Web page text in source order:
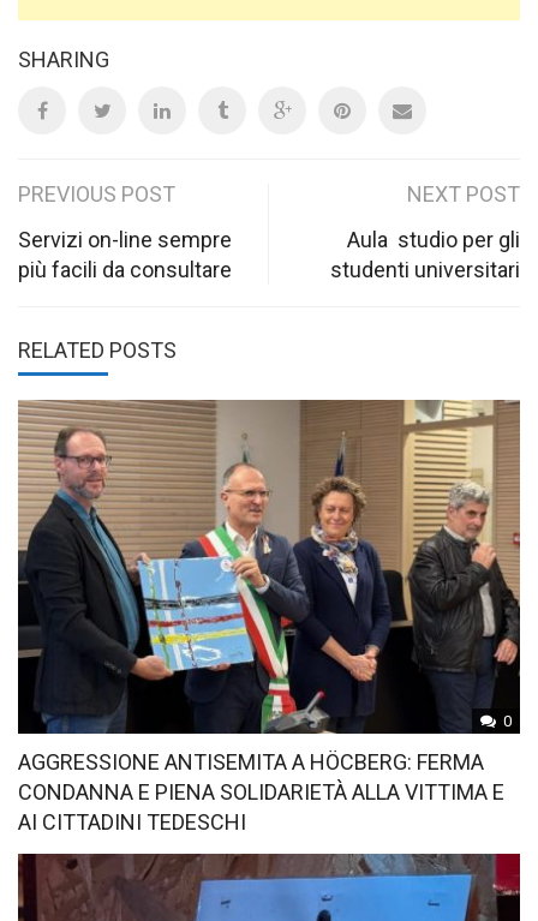
SHARING
Post
navigation
PREVIOUS POST
Servizi on-line sempre
più facili da consultare
NEXT POST
Aula studio per gli
studenti universitari
RELATED POSTS
0
AGGRESSIONE ANTISEMITA A HÖCBERG: FERMA
CONDANNA E PIENA SOLIDARIETÀ ALLA VITTIMA E
AI CITTADINI TEDESCHI